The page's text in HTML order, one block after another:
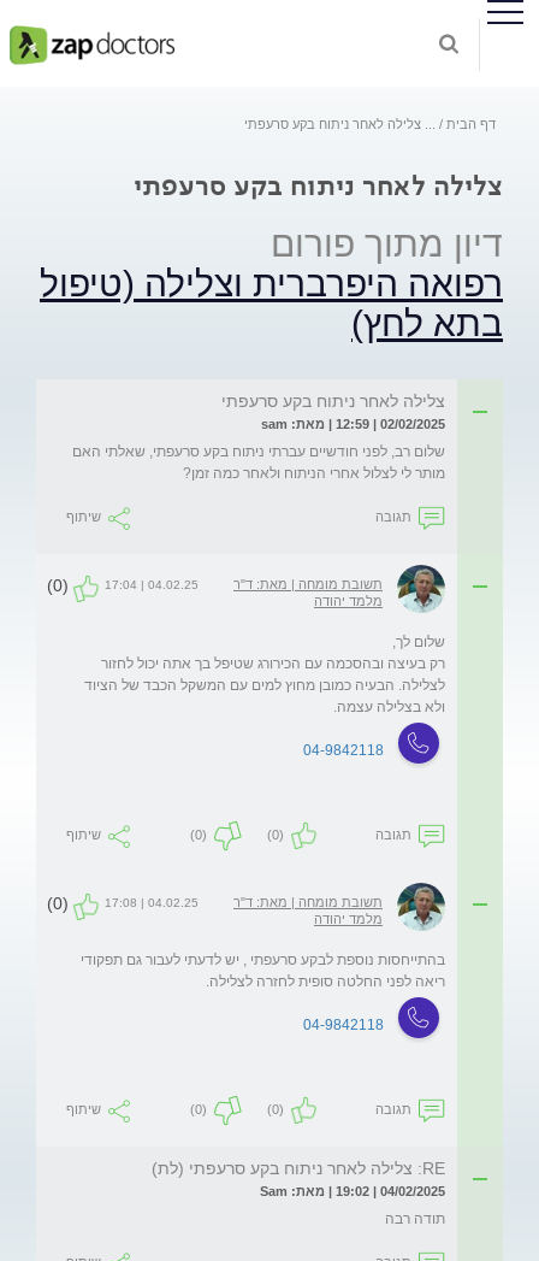
דף הבית צלילה לאחר ניתוח בקע סרעפתי
צלילה לאחר ניתוח בקע סרעפתי
דיון מתוך פורום
רפואה היפרברית וצלילה (טיפול
בתא לחץ)
צלילה לאחר ניתוח בקע סרעפתי
02/02/2025 | 12:59 | מאת: sam
שלום רב, לפני חודשיים עברתי ניתוח בקע סרעפתי, שאלתי האם
מותר לי לצלול אחרי הניתוח ולאחר כמה זמן?
תגובה שיתוף
תשובת מומחה | מאת: ד"ר
מלמד יהודה
04.02.25 | 17:04
(0)
רק בעיצה ובהסכמה עם הכירורג שטיפל בך אתה יכול לחזור
לצלילה. הבעיה כמובן מחוץ למים עם המשקל הכבד של הציוד
ולא בצלילה עצמה.
04-9842118
תגובה (0)
(0) שיתוף
תשובת מומחה | מאת: ד"ר
מלמד יהודה
04.02.25 | 17:08
(0)
בהתייחסות נוספת לבקע סרעפתי , יש לדעתי לעבור גם תפקודי
ריאה לפני החלטה סופית לחזרה לצלילה.
04-9842118
תגובה (0)
(0) שיתוף
RE: צלילה לאחר ניתוח בקע סרעפתי (לת)
04/02/2025 | 19:02 | מאת: Sam
תודה רבה